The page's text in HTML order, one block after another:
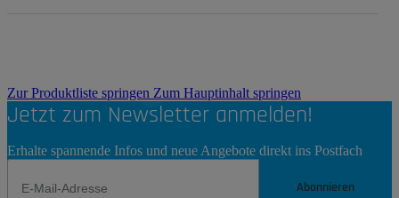
Zur Produktliste springen Zum Hauptinhalt springen
Jetzt zum Newsletter anmelden!
Erhalte spannende Infos und neue Angebote direkt ins Postfach
Abonnieren